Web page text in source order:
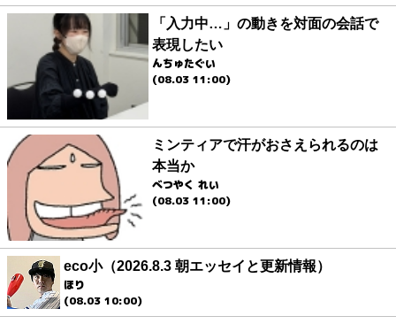
「入力中…」の動きを対面の会話で
表現したい
んちゅたぐい
(08.03 11:00)
ミンティアで汗がおさえられるのは
本当か
べつやく れい
(08.03 11:00)
eco小（2026.8.3 朝エッセイと更新情報）
ほり
(08.03 10:00)